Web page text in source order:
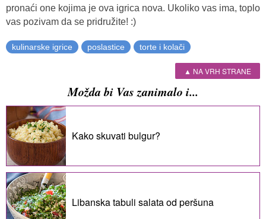
pronaći one kojima je ova igrica nova. Ukoliko vas ima, toplo
vas pozivam da se pridružite! :)
kulinarske igrice poslastice torte i kolači
▲ NA VRH STRANE
Možda bi Vas zanimalo i...
Kako skuvati bulgur?
Libanska tabuli salata od peršuna